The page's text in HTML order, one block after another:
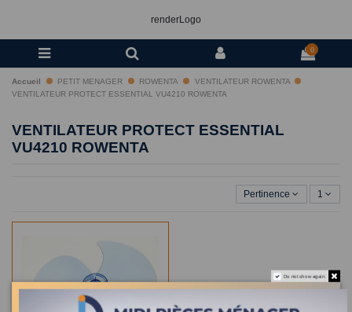
renderLogo
0
Accueil PETIT MENAGER ROWENTA
VENTILATEUR ROWENTA
VENTILATEUR PROTECT ESSENTIAL VU4210 ROWENTA
VENTILATEUR PROTECT ESSENTIAL
VU4210 ROWENTA
Pertinence 1
Do not show again.